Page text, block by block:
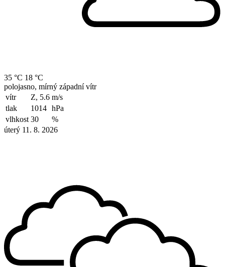
35 °C 18 °C
polojasno, mírný západní vítr
vítr
Z, 5.6 m/s
tlak
1014 hPa
vlhkost 30
%
úterý 11. 8. 2026